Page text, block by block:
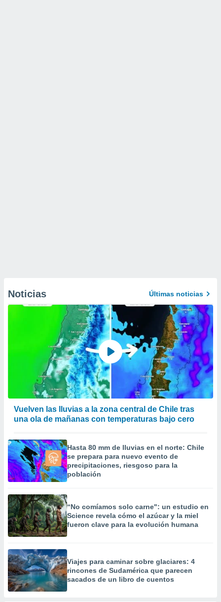
Noticias Últimas noticias
Vuelven las lluvias a la zona central de Chile tras
una ola de mañanas con temperaturas bajo cero
Hasta 80 mm de lluvias en el norte: Chile
se prepara para nuevo evento de
precipitaciones, riesgoso para la
población
“No comíamos solo carne": un estudio en
Science revela cómo el azúcar y la miel
fueron clave para la evolución humana
Viajes para caminar sobre glaciares: 4
rincones de Sudamérica que parecen
sacados de un libro de cuentos